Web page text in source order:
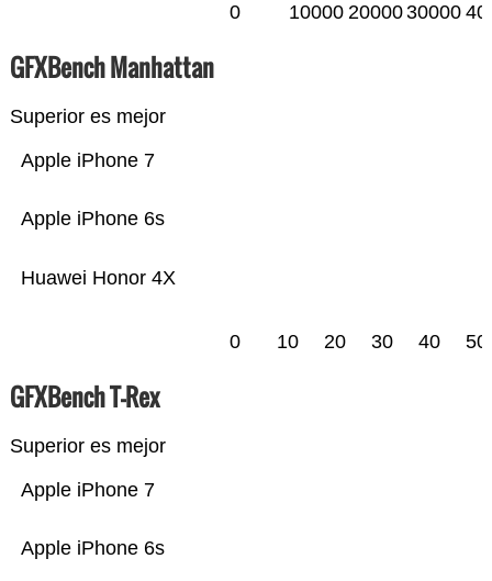
0 10000 2000030000
GFXBench Manhattan
Superior es mejor
Huawei Honor 4X
Apple iPhone 6s
Apple iPhone 7
0 10 20 30 40 50
GFXBench T-Rex
Superior es mejor
Apple iPhone 6s
Apple iPhone 7